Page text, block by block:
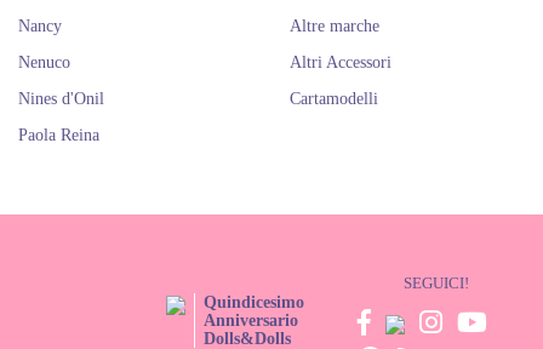
Nancy
Nenuco
Nines d'Onil
Paola Reina
Altre marche
Altri Accessori
Cartamodelli
Quindicesimo
Anniversario
Dolls&Dolls
SEGUICI!